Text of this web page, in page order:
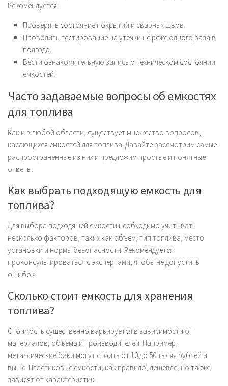
Рекомендуется:
Проверять состояние покрытий и сварных швов.
Проводить тестирование на утечки не реже одного раза в
полгода.
Вести ознакомительную запись о техническом состоянии
емкостей.
Часто задаваемые вопросы об емкостях
для топлива
Как и в любой области, существует множество вопросов,
касающихся емкостей для топлива. Давайте рассмотрим самые
распространенные из них и предложим простые и понятные
ответы.
Как выбрать подходящую емкость для
топлива?
Для выбора подходящей емкости необходимо учитывать
несколько факторов, таких как объем, тип топлива, место
установки и нормы безопасности. Рекомендуется
проконсультироваться с экспертами, чтобы не допустить
ошибок.
Сколько стоит емкость для хранения
топлива?
Стоимость существенно варьируется в зависимости от
материалов, объема и производителей. Например,
металлические баки могут стоить от 10 до 50 тысяч рублей и
выше. Пластиковые емкости, как правило, дешевле, но также
зависят от характеристик.